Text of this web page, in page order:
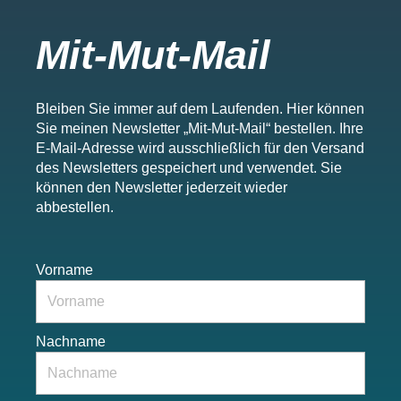
Mit-Mut-Mail
Bleiben Sie immer auf dem Laufenden. Hier können
Sie meinen Newsletter „Mit-Mut-Mail“ bestellen. Ihre
E-Mail-Adresse wird ausschließlich für den Versand
des Newsletters gespeichert und verwendet. Sie
können den Newsletter jederzeit wieder
abbestellen.
Vorname
Nachname